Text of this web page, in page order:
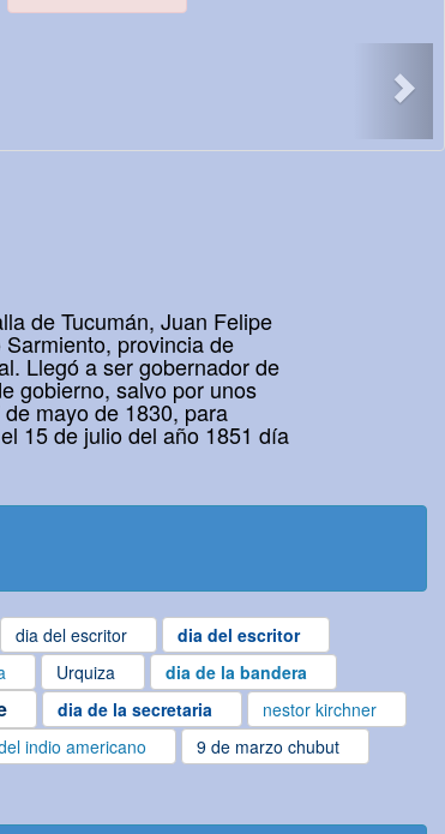
de Tucumán, Juan Felipe
provincia de
Llegó a ser gobernador de
gobierno, salvo por unos
mayo de 1830, para
15 de julio del año 1851 día
dia del escritor
dia del escritor
Urquiza
dia de la bandera
dia de la secretaria
nestor kirchner
indio americano
9 de marzo chubut